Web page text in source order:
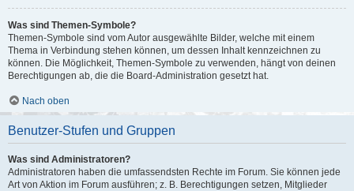
Was sind Themen-Symbole?
Themen-Symbole sind vom Autor ausgewählte Bilder, welche mit einem
Thema in Verbindung stehen können, um dessen Inhalt kennzeichnen zu
können. Die Möglichkeit, Themen-Symbole zu verwenden, hängt von deinen
Berechtigungen ab, die die Board-Administration gesetzt hat.
Nach oben
Benutzer-Stufen und Gruppen
Was sind Administratoren?
Administratoren haben die umfassendsten Rechte im Forum. Sie können jede
Art von Aktion im Forum ausführen; z. B. Berechtigungen setzen, Mitglieder